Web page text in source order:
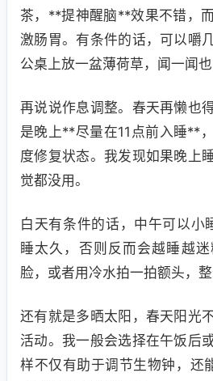
茶，**提神醒脑**效果不错，
激肠胃。有条件的话，可以嚼
公桌上放一盆薄荷草，闻一闻也
再说说作息调整。春天再懒也
是晚上**尽量在11点前入睡**
度修复状态。我发现如果晚上
觉都没用。
白天有条件的话，中午可以小
睡太久，否则反而会越睡越
脸，或者用冷水拍一拍额头，
还有就是多晒太阳，春天阳光
活动。我一般会选择在午饭后
样不仅有助于调节生物钟，还